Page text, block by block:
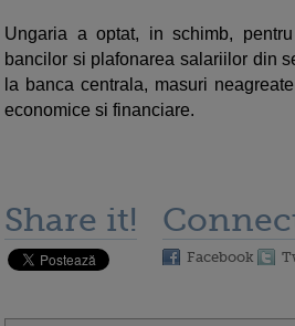
Ungaria a optat, in schimb,
bancilor si plafonarea salariilor din
la banca centrala, masuri
economice si financiare.
Share it!
Facebook